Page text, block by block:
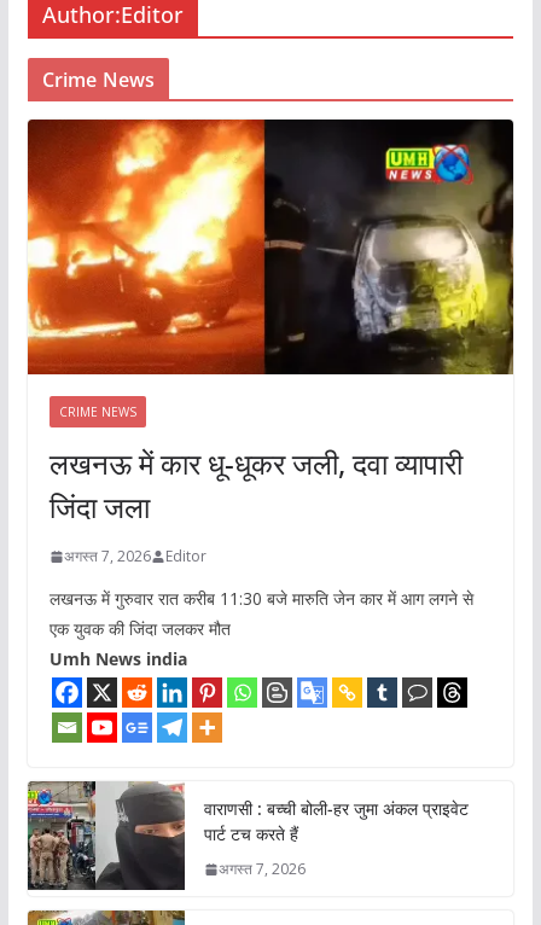
Author:Editor
Crime News
CRIME NEWS
लखनऊ में कार धू-धूकर जली, दवा व्यापारी
जिंदा जला
अगस्त 7, 2026 Editor
लखनऊ में गुरुवार रात करीब 11:30 बजे मारुति जेन कार में आग लगने से
एक युवक की जिंदा जलकर मौत
Umh News india
वाराणसी : बच्ची बोली-हर जुमा अंकल प्राइवेट
पार्ट टच करते हैं
अगस्त 7, 2026